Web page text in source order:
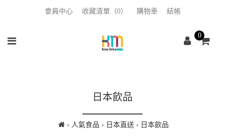
會員中心 收藏清單（0） 購物車 結帳
0
日本飲品
人氣食品 日本直送 日本飲品